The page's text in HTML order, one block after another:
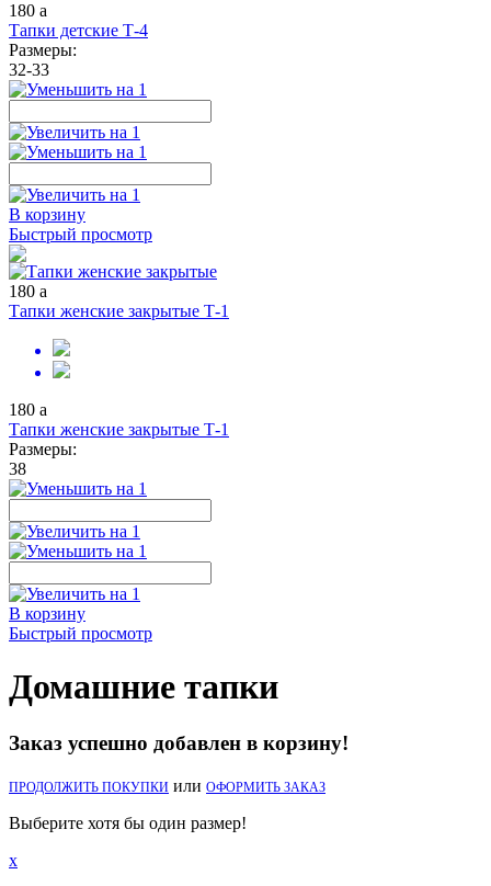
180 a
Тапки детские Т-4
Размеры:
32-33
В корзину
Быстрый просмотр
180 a
Тапки женские закрытые Т-1
180 a
Тапки женские закрытые Т-1
Размеры:
38
В корзину
Быстрый просмотр
Домашние тапки
Заказ успешно добавлен в корзину!
ПРОДОЛЖИТЬ ПОКУПКИ или ОФОРМИТЬ ЗАКАЗ
Выберите хотя бы один размер!
x